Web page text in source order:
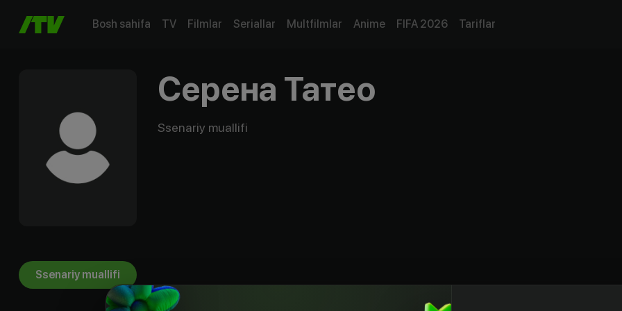
Bosh sahifa TV Filmlar Seriallar Multfilmlar Anime FIFA 2026 Tariflar
Серена Татео
Ssenariy muallifi
Ssenariy muallifi